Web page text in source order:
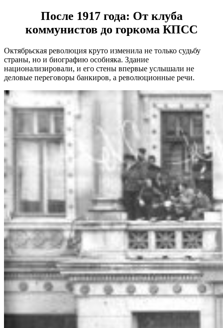
После 1917 года: От клуба
коммунистов до горкома КПСС
Октябрьская революция круто изменила не только судьбу
страны, но и биографию особняка. Здание
национализировали, и его стены впервые услышали не
деловые переговоры банкиров, а революционные речи.